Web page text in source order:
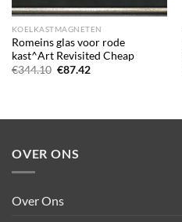
KOELKASTMAGNETEN
Romeins glas voor rode
kast^Art Revisited Cheap
€344.10 Oorspronkelijke
€87.42Huidige
OVER ONS
Over Ons